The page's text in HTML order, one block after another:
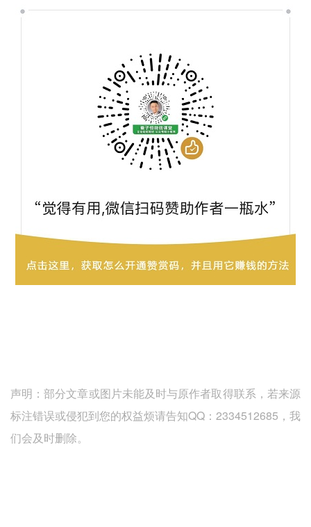
声明：部分文章或图片未能及时与原作者取得联系，若来源
标注错误或侵犯到您的权益烦请告知QQ：2334512685，我
们会及时删除。